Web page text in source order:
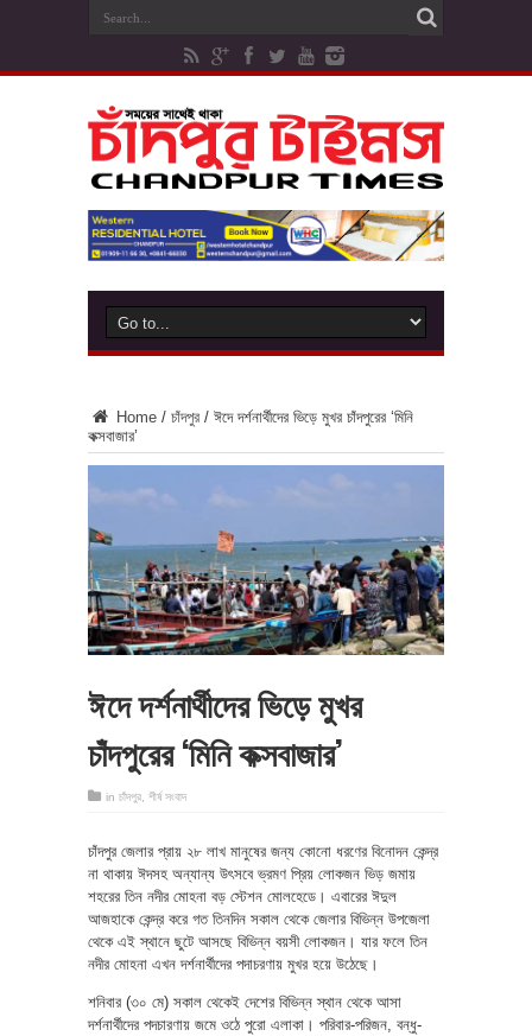
Home / চাঁদপুর / ঈদে দর্শনার্থীদের ভিড়ে মুখর চাঁদপুরের ‘মিনি
কক্সবাজার’
ঈদে দর্শনার্থীদের ভিড়ে মুখর
চাঁদপুরের ‘মিনি কক্সবাজার’
in চাঁদপুর শীর্ষ সংবাদ
চাঁদপুর জেলার প্রায় ২৮ লাখ মানুষের জন্য কোনো ধরণের বিনোদন কেন্দ্র
না থাকায় ঈদসহ অন্যান্য উৎসবে ভ্রমণ প্রিয় লোকজন ভিড় জমায়
শহরের তিন নদীর মোহনা বড় স্টেশন মোলহেডে। এবারের ঈদুল
আজহাকে কেন্দ্র করে গত তিনদিন সকাল থেকে জেলার বিভিন্ন উপজেলা
থেকে এই স্থানে ছুটে আসছে বিভিন্ন বয়সী লোকজন। যার ফলে তিন
নদীর মোহনা এখন দর্শনার্থীদের পদাচরণায় মুখর হয়ে উঠেছে।
শনিবার (৩০ মে) সকাল থেকেই দেশের বিভিন্ন স্থান থেকে আসা
দর্শনার্থীদের পদচারণায় জমে ওঠে পুরো এলাকা। পরিবার-পরিজন, বন্ধু-